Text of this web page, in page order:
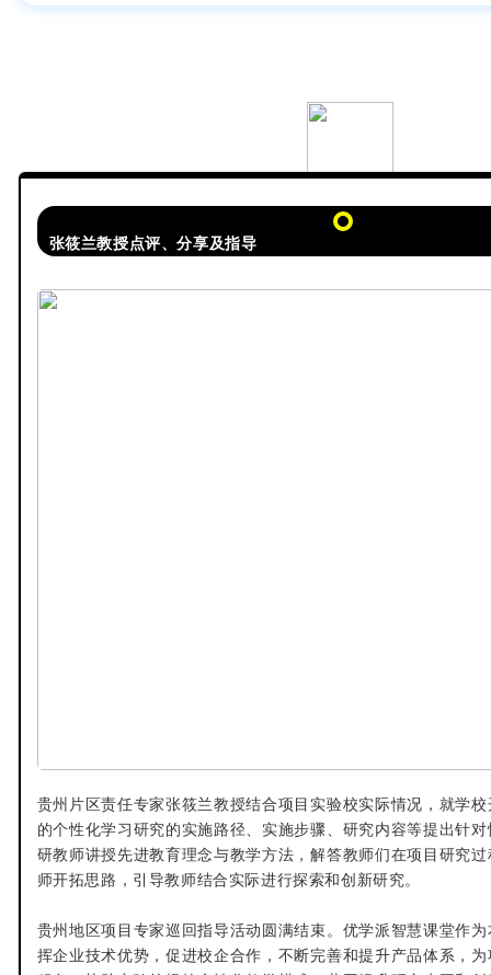
张筱兰教授点评、分享及指导
贵州片区责任专家张筱兰教授结合项目实验校实际情况，就学
的个性化学习研究的实施路径、实施步骤、研究内容等提出针
研教师讲授先进教育理念与教学方法，解答教师们在项目研究
师开拓思路，引导教师结合实际进行探索和创新研究。
贵州地区项目专家巡回指导活动圆满结束。优学派智慧课堂作
挥企业技术优势，促进校企合作，不断完善和提升产品体系，